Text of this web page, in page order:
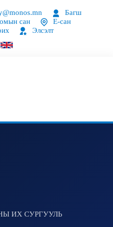
Багш
сан
Е-сан
Элсэлт
ИХ СУРГУУЛЬ